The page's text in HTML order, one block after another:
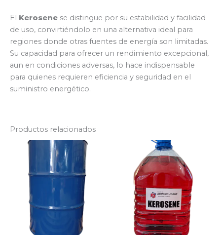
El Kerosene se distingue por su estabilidad y facilidad
de uso, convirtiéndolo en una alternativa ideal para
regiones donde otras fuentes de energía son limitadas.
Su capacidad para ofrecer un rendimiento excepcional,
aun en condiciones adversas, lo hace indispensable
para quienes requieren eficiencia y seguridad en el
suministro energético.
Productos relacionados